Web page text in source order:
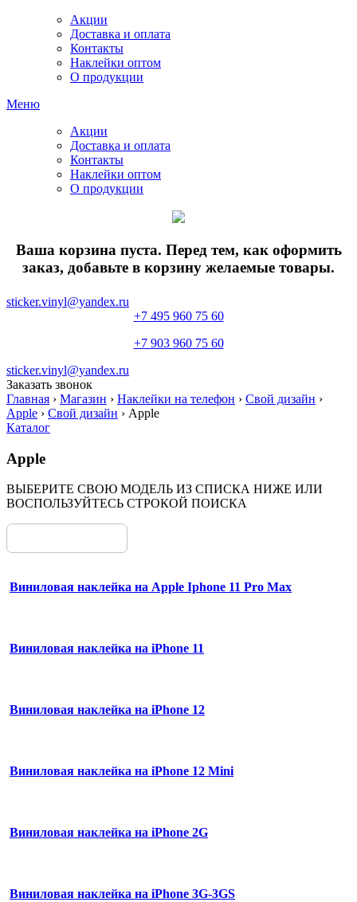
Акции
Доставка и оплата
Контакты
Наклейки оптом
О продукции
Меню
Акции
Доставка и оплата
Контакты
Наклейки оптом
О продукции
Ваша корзина пуста. Перед тем, как оформить
заказ, добавьте в корзину желаемые товары.
sticker.vinyl@yandex.ru
+7 495 960 75 60
+7 903 960 75 60
sticker.vinyl@yandex.ru
Заказать звонок
Главная › Магазин › Наклейки на телефон › Свой дизайн ›
Apple › Свой дизайн › Apple
Каталог
Apple
ВЫБЕРИТЕ СВОЮ МОДЕЛЬ ИЗ СПИСКА НИЖЕ ИЛИ
ВОСПОЛЬЗУЙТЕСЬ СТРОКОЙ ПОИСКА
Виниловая наклейка на Apple Iphone 11 Pro Max
Виниловая наклейка на iPhone 11
Виниловая наклейка на iPhone 12
Виниловая наклейка на iPhone 12 Mini
Виниловая наклейка на iPhone 2G
Виниловая наклейка на iPhone 3G-3GS